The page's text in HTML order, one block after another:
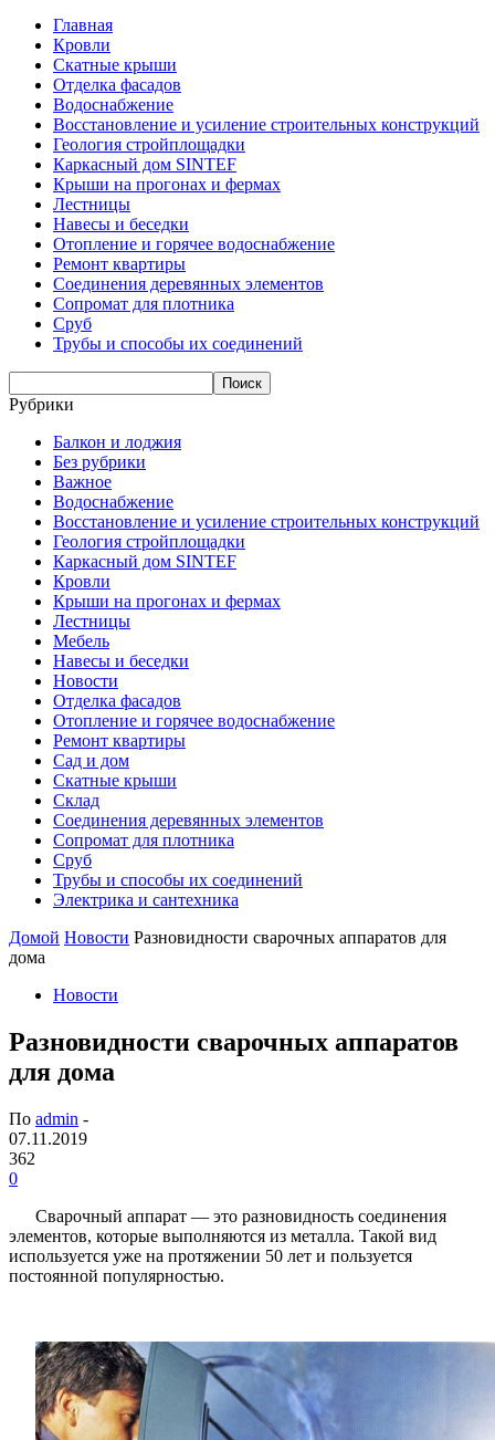
Главная
Кровли
Скатные крыши
Отделка фасадов
Водоснабжение
Восстановление и усиление строительных конструкций
Геология стройплощадки
Каркасный дом SINTEF
Крыши на прогонах и фермах
Лестницы
Навесы и беседки
Отопление и горячее водоснабжение
Ремонт квартиры
Соединения деревянных элементов
Сопромат для плотника
Сруб
Трубы и способы их соединений
Рубрики
Балкон и лоджия
Без рубрики
Важное
Водоснабжение
Восстановление и усиление строительных конструкций
Геология стройплощадки
Каркасный дом SINTEF
Кровли
Крыши на прогонах и фермах
Лестницы
Мебель
Навесы и беседки
Новости
Отделка фасадов
Отопление и горячее водоснабжение
Ремонт квартиры
Сад и дом
Скатные крыши
Склад
Соединения деревянных элементов
Сопромат для плотника
Сруб
Трубы и способы их соединений
Электрика и сантехника
Домой Новости Разновидности сварочных аппаратов для
дома
Новости
Разновидности сварочных аппаратов
для дома
По admin -
07.11.2019
362
0
Сварочный аппарат — это разновидность соединения
элементов, которые выполняются из металла. Такой вид
используется уже на протяжении 50 лет и пользуется
постоянной популярностью.